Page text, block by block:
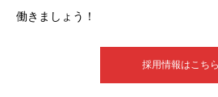
働きましょう！
採用情報はこちら